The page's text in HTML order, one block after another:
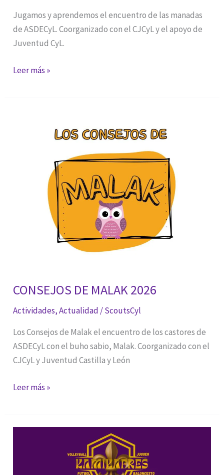
Jugamos y aprendemos el encuentro de las manadas
de ASDECyL. Coorganizado con el CJCyL y el apoyo de
Juventud CyL.
JUGAMOS
APRENDEMOS
Leer más »
CONSEJOS DE MALAK 2026
Actividades,Actualidad /ScoutsCyl
Los Consejos de Malak el encuentro de los castores de
ASDECyL con el buho sabio, Malak. Coorganizado con el
CJCyL y Juventud Castilla y León
CONSEJOS
MALAK
2026
Leer más »